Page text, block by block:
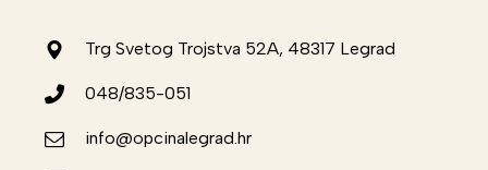
Trg Svetog Trojstva 52A, 48317 Legrad
048/835-051
info@opcinalegrad.hr